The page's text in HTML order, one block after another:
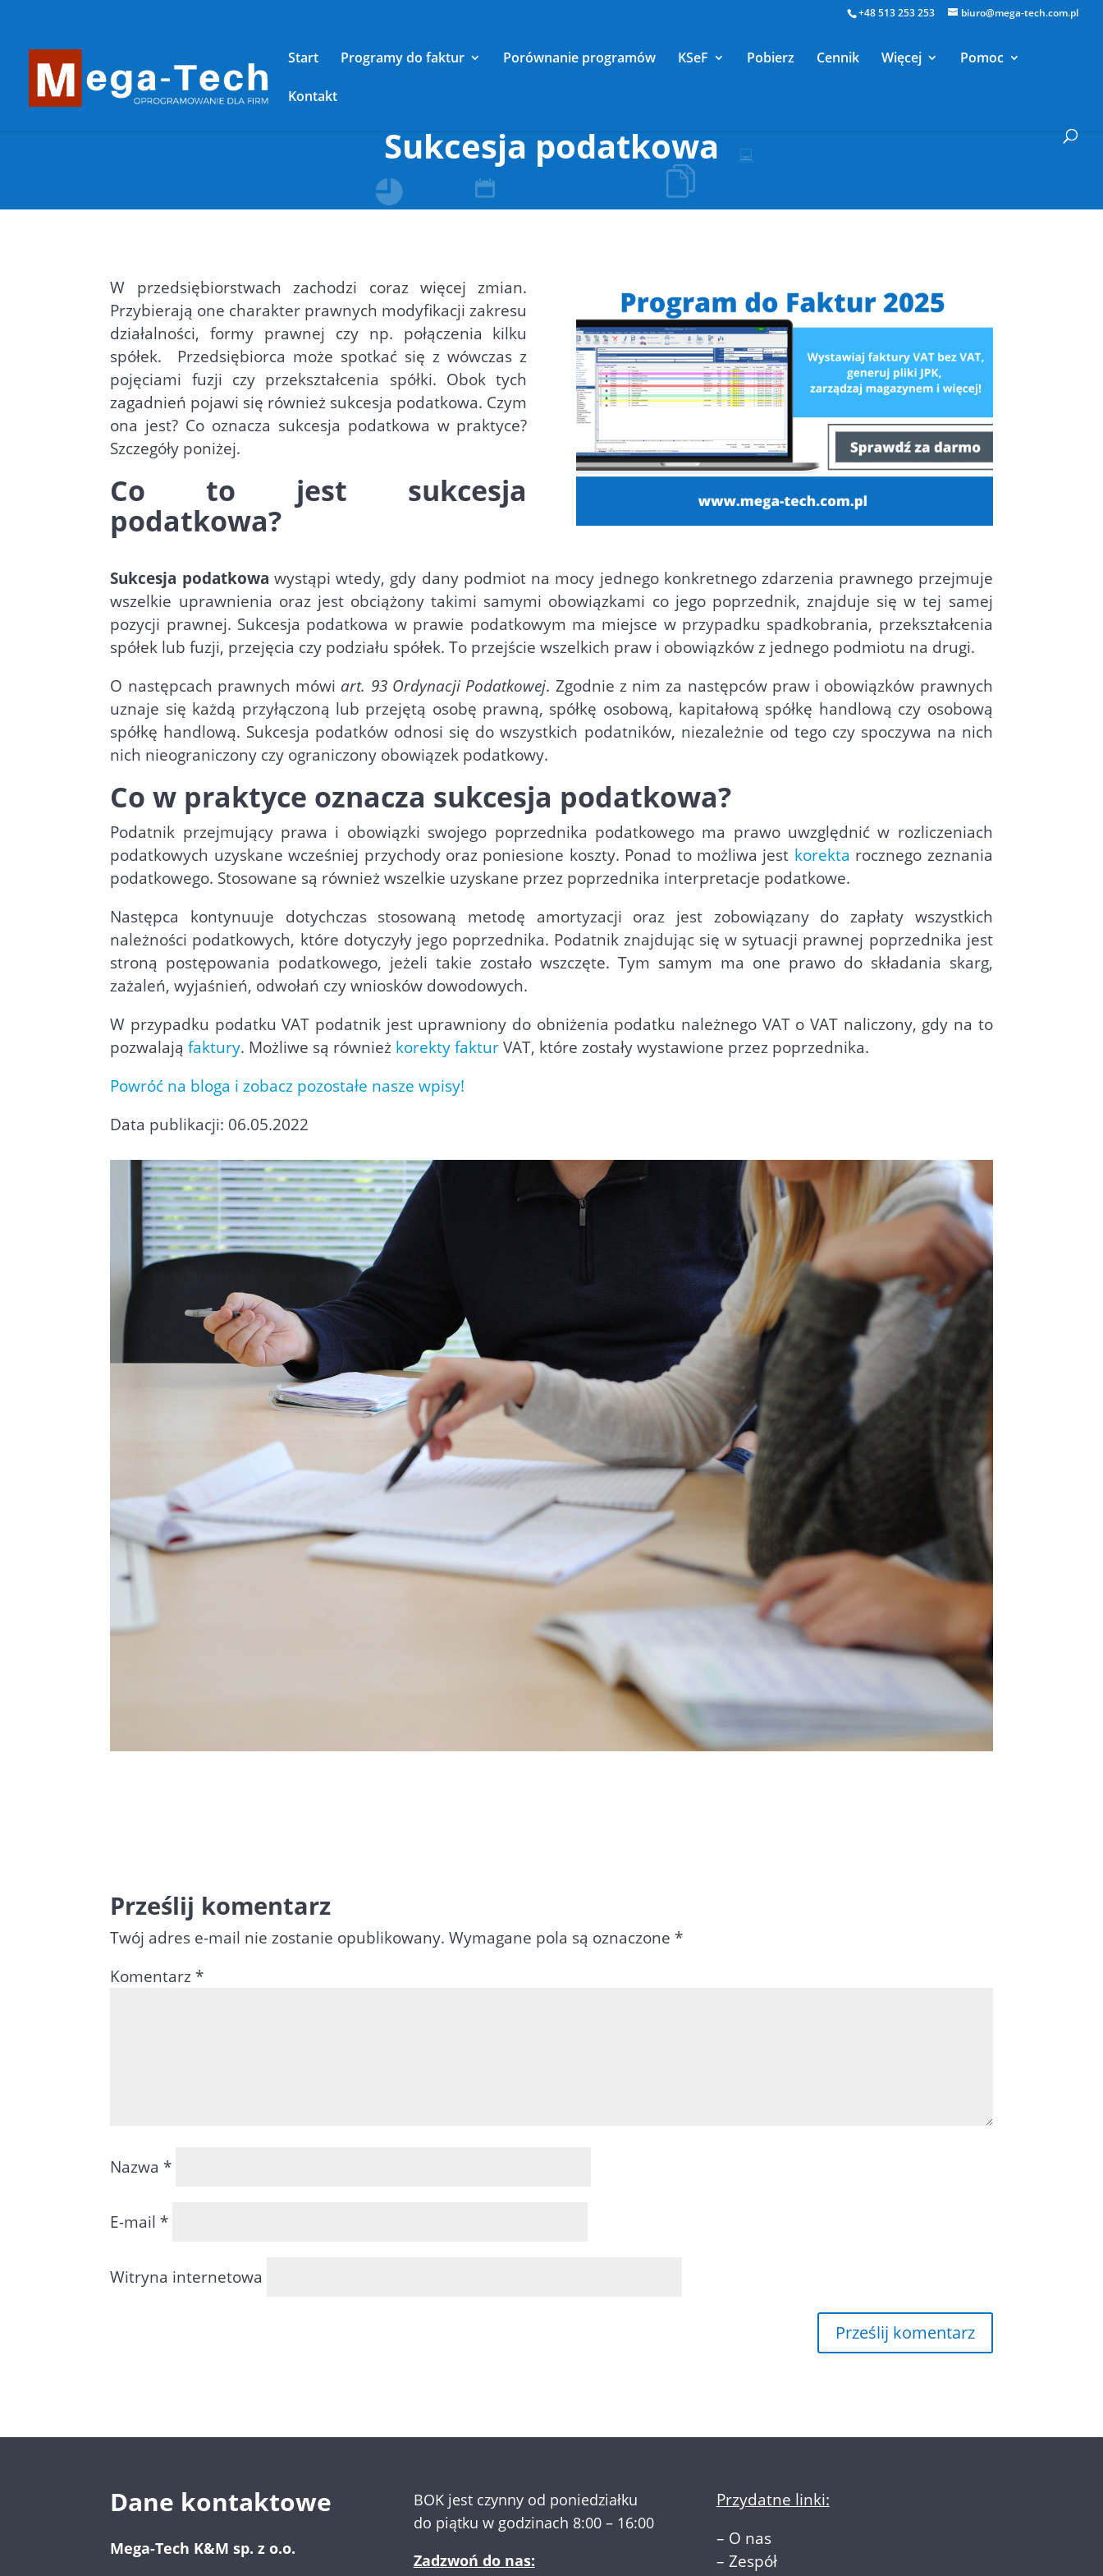
+48 513 253 253 biuro@mega-tech.com.pl
Start Programy do faktur Porównanie programów KSeF Pobierz Cennik Więcej Pomoc
Kontakt
Sukcesja podatkowa
W przedsiębiorstwach zachodzi coraz więcej zmian.
Przybierają one charakter prawnych modyfikacji zakresu
działalności, formy prawnej czy np. połączenia kilku
spółek.
Przedsiębiorca może spotkać się z wówczas z
pojęciami fuzji czy przekształcenia spółki. Obok tych
zagadnień pojawi się również sukcesja podatkowa. Czym
ona jest? Co oznacza sukcesja podatkowa w praktyce?
Szczegóły poniżej.
Co to jest sukcesja
podatkowa?
Sukcesja podatkowa wystąpi wtedy, gdy dany podmiot na mocy jednego konkretnego zdarzenia prawnego przejmuje
wszelkie uprawnienia oraz jest obciążony takimi samymi obowiązkami co jego poprzednik, znajduje się w tej samej
pozycji prawnej. Sukcesja podatkowa w prawie podatkowym ma miejsce w przypadku spadkobrania, przekształcenia
spółek lub fuzji, przejęcia czy podziału spółek. To przejście wszelkich praw i obowiązków z jednego podmiotu na drugi.
O następcach prawnych mówi art. 93 Ordynacji Podatkowej. Zgodnie z nim za następców praw i obowiązków prawnych
uznaje się każdą przyłączoną lub przejętą osobę prawną, spółkę osobową, kapitałową spółkę handlową czy osobową
spółkę handlową. Sukcesja podatków odnosi się do wszystkich podatników, niezależnie od tego czy spoczywa na nich
nich nieograniczony czy ograniczony obowiązek podatkowy.
Co w praktyce oznacza sukcesja podatkowa?
Podatnik przejmujący prawa i obowiązki swojego poprzednika podatkowego ma prawo uwzględnić w rozliczeniach
podatkowych uzyskane wcześniej przychody oraz poniesione koszty. Ponad to możliwa jest korekta rocznego zeznania
podatkowego. Stosowane są również wszelkie uzyskane przez poprzednika interpretacje podatkowe.
Następca kontynuuje dotychczas stosowaną metodę amortyzacji oraz jest zobowiązany do zapłaty wszystkich
należności podatkowych, które dotyczyły jego poprzednika. Podatnik znajdując się w sytuacji prawnej poprzednika jest
stroną postępowania podatkowego, jeżeli takie zostało wszczęte. Tym samym ma one prawo do składania skarg,
zażaleń, wyjaśnień, odwołań czy wniosków dowodowych.
W przypadku podatku VAT podatnik jest uprawniony do obniżenia podatku należnego VAT o VAT naliczony, gdy na to
pozwalająfaktury. Możliwe są również korekty fakturVAT, które zostały wystawione przez poprzednika.
Powróć na bloga i zobacz pozostałe nasze wpisy!
Data publikacji: 06.05.2022
Prześlij komentarz
Twój adres e-mail nie zostanie opublikowany. Wymagane pola są oznaczone *
Komentarz *
Nazwa *
E-mail *
Witryna internetowa
Dane kontaktowe
Mega-Tech K&M sp. z o.o.
BOK jest czynny od poniedziałku
do piątku w godzinach 8:00 – 16:00
Zadzwoń do nas:
Przydatne linki:
– O nas
– Zespół